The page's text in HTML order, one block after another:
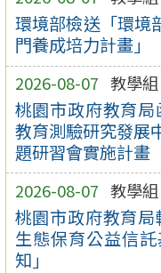
環境部檢送「環境
門養成培力計畫」
2026-08-07 教學組
桃園市政府教育
教育測驗研究發展
題研習會實施計畫
2026-08-07 教學組
桃園市政府教育
生態保育公益信
知」